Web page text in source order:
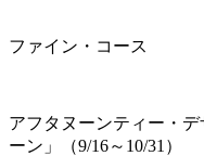
ファイン・コース
アフタヌーンティー・
ーン」（9/16～10/31）